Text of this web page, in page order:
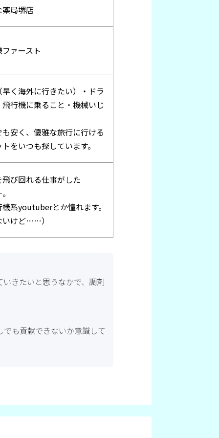
局堺店
ァースト
く海外に行きたい）・ドラ
行機に乗ること・機械いじ
安く、優雅な旅行に行ける
をいつも探しています。
び回れる仕事がした
系youtuberとか憧れます。
いけど……）
きたいと思うなかで、調剤
も貢献できないか意識して